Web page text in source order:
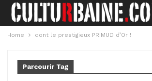
Home dont le prestigieux PRIMUD d’Or !
Parcourir Tag